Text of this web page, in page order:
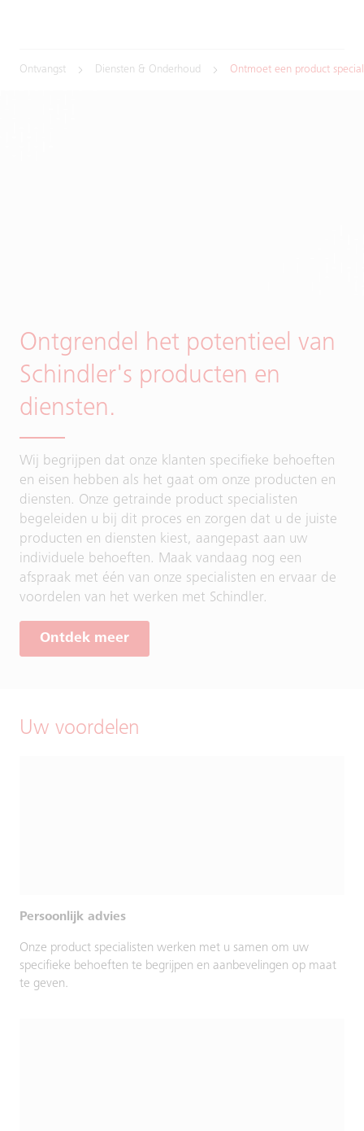
Ontvangst Diensten & Onderhoud Ontmoet een product
Ontgrendel het potentieel van
Schindler's producten en
diensten.
Wij begrijpen dat onze klanten specifieke behoeften
en eisen hebben als het gaat om onze producten en
diensten. Onze getrainde product specialisten
begeleiden u bij dit proces en zorgen dat u de juiste
producten en diensten kiest, aangepast aan uw
individuele behoeften. Maak vandaag nog een
afspraak met één van onze specialisten en ervaar de
voordelen van het werken met Schindler.
Ontdek meer
Uw voordelen
Persoonlijk advies
Onze product specialisten werken met u samen om uw
specifieke behoeften te begrijpen en aanbevelingen op maat
te geven.